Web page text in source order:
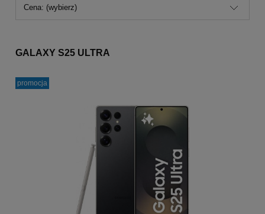
Cena: (wybierz)
GALAXY S25 ULTRA
promocja